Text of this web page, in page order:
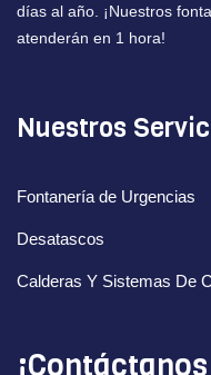
días al año. ¡Nuestros
atenderán en 1 hora!
Nuestros
Fontanería de Urgencias
Desatascos
Calderas Y Sistemas De